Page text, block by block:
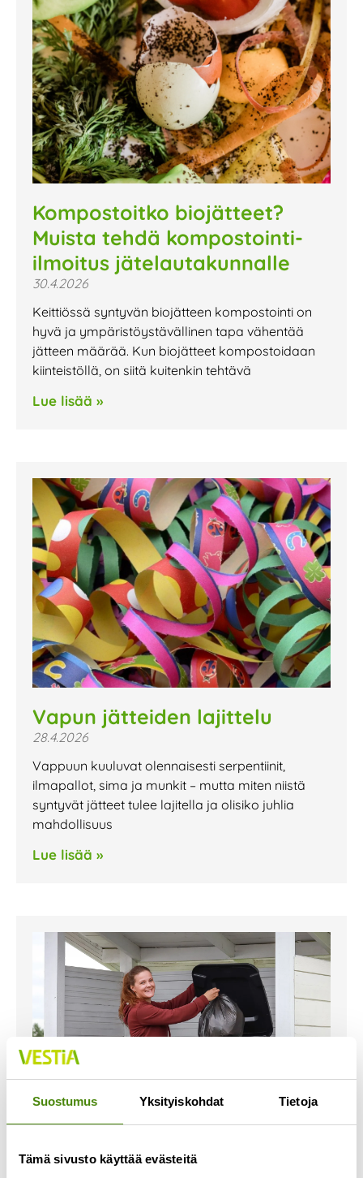
Suostumus Yksityiskohdat Tietoja
Tämä sivusto käyttää evästeitä
Kompostoitko biojätteet?
Muista tehdä kompostointi-
ilmoitus jätelautakunnalle
30.4.2026
Keittiössä syntyvän biojätteen kompostointi on
hyvä ja ympäristöystävällinen tapa vähentää
jätteen määrää. Kun biojätteet kompostoidaan
kiinteistöllä, on siitä kuitenkin tehtävä
Lue lisää »
Vapun jätteiden lajittelu
28.4.2026
Vappuun kuuluvat olennaisesti serpentiinit,
ilmapallot, sima ja munkit – mutta miten niistä
syntyvät jätteet tulee lajitella ja olisiko juhlia
mahdollisuus
Lue lisää »
Jäteastioiden